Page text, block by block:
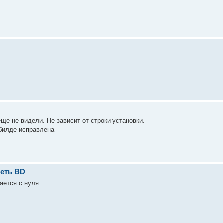
не видели. Не зависит от строки установки.
исправлена
BD
с нуля